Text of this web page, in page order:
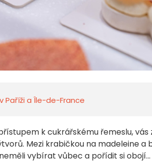
Paříži a Île-de-France
k cukrářskému řemeslu, vás
Mezi krabičkou na madeleine a
vybírat vůbec a pořídit si obojí...